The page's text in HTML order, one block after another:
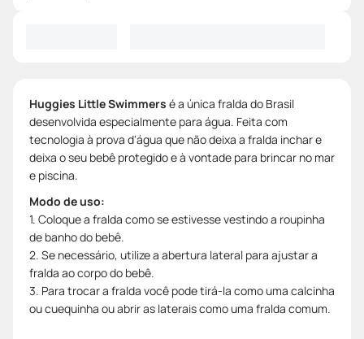
Huggies Little Swimmers é a única fralda do Brasil
desenvolvida especialmente para água. Feita com
tecnologia à prova d'água que não deixa a fralda inchar e
deixa o seu bebê protegido e à vontade para brincar no mar
e piscina.
Modo de uso:
1. Coloque a fralda como se estivesse vestindo a roupinha
de banho do bebê.
2. Se necessário, utilize a abertura lateral para ajustar a
fralda ao corpo do bebê.
3. Para trocar a fralda você pode tirá-la como uma calcinha
ou cuequinha ou abrir as laterais como uma fralda comum.